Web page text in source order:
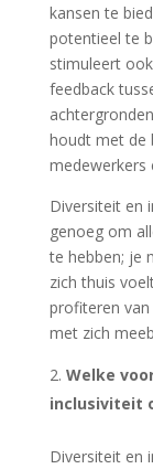
kansen te
potentieel te
stimuleert
feedback
houdt met de
medewerkers
Diversiteit en
genoeg om
te hebben; je
zich thuis
profiteren
met zich
Welke
inclusiviteit
Diversiteit en